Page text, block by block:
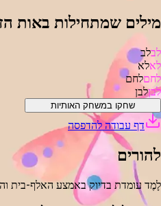
מילים שמתחילות באות
לבלב
לאלא
לחםלחם
לבןלבן
שחקו במשחק האותיות
דף עבודה להדפסה
להורים
לָמֶד עומדת בדיוק באמצע האלף-בית